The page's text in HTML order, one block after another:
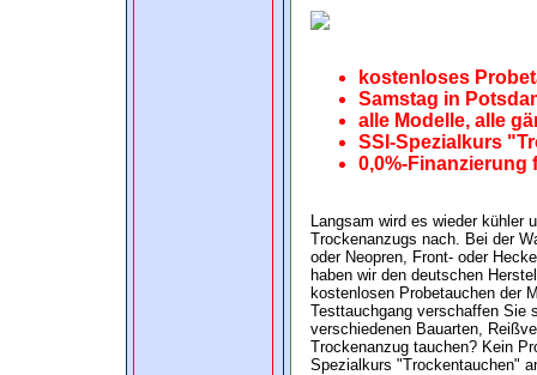
kostenloses
Samstag in
alle Modelle, alle
SSI-Spezialkurs
0,0%-
Langsam wird es wieder kühler
Trockenanzugs nach. Bei der
oder Neopren, Front- oder
haben wir den deutschen
kostenlosen Probetauchen der
Testtauchgang verschaffen Sie
verschiedenen Bauarten,
Trockenanzug tauchen? Kein
Spezialkurs "Trockentauchen"